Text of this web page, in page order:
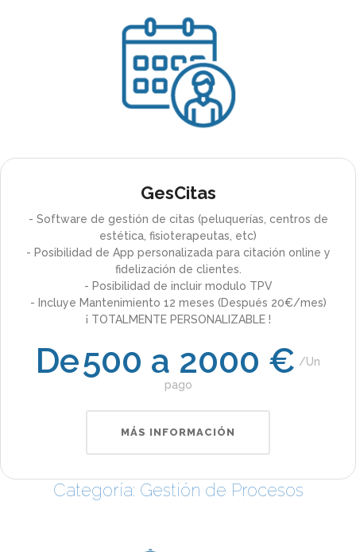
GesCitas
- Software de gestión de citas (peluquerías, centros de
estética, fisioterapeutas, etc)
- Posibilidad de App personalizada para citación online y
fidelización de clientes.
- Posibilidad de incluir modulo TPV
- Incluye Mantenimiento 12 meses (Después 20€/mes)
¡ TOTALMENTE PERSONALIZABLE !
De500 a 2000 €
Un
pago
MÁS INFORMACIÓN
Categoría: Gestión de Procesos